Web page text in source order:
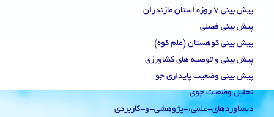
پیش بینی 7 روزه استان مازندران
پیش بینی فصلی
پیش بینی کوهستان (علم کوه)
پیش بینی و توصیه های کشاورزی
پیش بینی وضعیت پایداری جو
تحلیل وضعیت جوی
دستاوردهای-علمی،-پژوهشی-و-کاربردی